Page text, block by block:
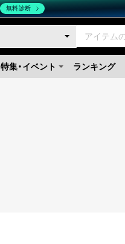
特集・イベント ランキング
無料診断